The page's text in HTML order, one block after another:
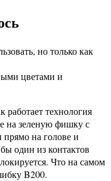
но только как
цветами и
работает технология
на зеленую фишку с
на голове и
один из контактов
Что на самом
B200.